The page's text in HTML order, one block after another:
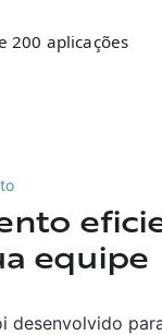
200 aplicações
equipe
desenvolvido